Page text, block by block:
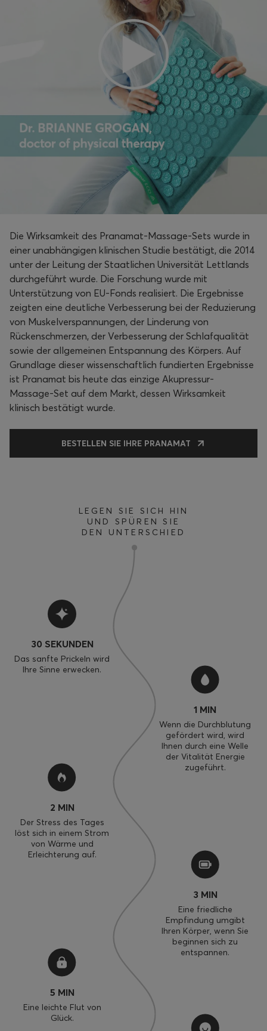
Die Wirksamkeit des Pranamat-Massage-Sets wurde in
einer unabhängigen klinischen Studie bestätigt, die 2014
unter der Leitung der Staatlichen Universität Lettlands
durchgeführt wurde. Die Forschung wurde mit
Unterstützung von EU-Fonds realisiert. Die Ergebnisse
zeigten eine deutliche Verbesserung bei der Reduzierung
von Muskelverspannungen, der Linderung von
Rückenschmerzen, der Verbesserung der Schlafqualität
sowie der allgemeinen Entspannung des Körpers. Auf
Grundlage dieser wissenschaftlich fundierten Ergebnisse
ist Pranamat bis heute das einzige Akupressur-
Massage-Set auf dem Markt, dessen Wirksamkeit
klinisch bestätigt wurde.
BESTELLEN SIE IHRE PRANAMAT
LEGEN SIE SICH HIN
UND SPÜREN SIE
DEN UNTERSCHIED
30 SEKUNDEN
Das sanfte Prickeln wird
Ihre Sinne erwecken.
1 MIN
Wenn die Durchblutung
gefördert wird, wird
Ihnen durch eine Welle
der Vitalität Energie
zugeführt.
2 MIN
Der Stress des Tages
löst sich in einem Strom
von Wärme und
Erleichterung auf.
3 MIN
Eine friedliche
Empfindung umgibt
Ihren Körper, wenn Sie
beginnen sich zu
entspannen.
5 MIN
Eine leichte Flut von
Glück.